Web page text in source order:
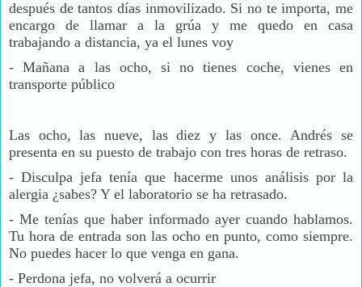
después de tantos días inmovilizado. Si no te importa, me
encargo de llamar a la grúa y me quedo en casa
trabajando a distancia, ya el lunes voy
-Mañana a las ocho, si no tienes coche, vienes en
transporte público
Las ocho, las nueve, las diez y las once. Andrés se
presenta en su puesto de trabajo con tres horas de retraso.
-Disculpa jefa tenía que hacerme unos análisis por la
alergia ¿sabes? Y el laboratorio se ha retrasado.
- Me tenías que haber informado ayer cuando hablamos.
Tu hora de entrada son las ocho en punto, como siempre.
No puedes hacer lo que venga en gana.
- Perdona jefa, no volverá a ocurrir